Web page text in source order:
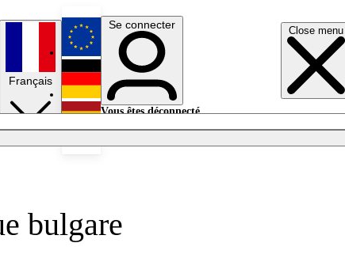
Close menu
Français
English
Deutsch
Se connecter
Vous êtes déconnecté.
bulgare